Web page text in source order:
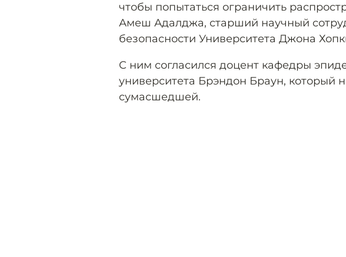
чтобы попытаться ограничить
Амеш Адалджа, старший научный
безопасности Университета Джона
С ним согласился доцент кафедры
университета Брэндон Браун, который
сумасшедшей.